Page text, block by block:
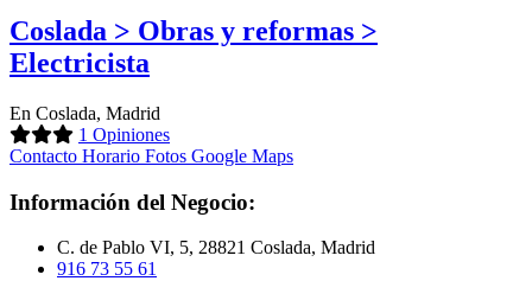
Coslada > Obras y reformas >
Electricista
En Coslada, Madrid
1 Opiniones
Contacto Horario Fotos Google Maps
Información del Negocio:
C. de Pablo VI, 5, 28821 Coslada, Madrid
916 73 55 61